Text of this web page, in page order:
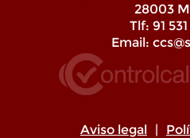
28003
Tlf: 91
Email:
Aviso legal |